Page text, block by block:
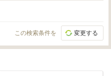
この検索条件を 変更する